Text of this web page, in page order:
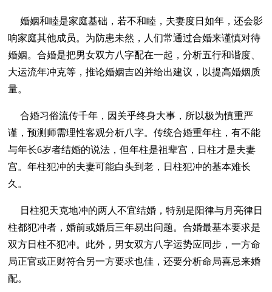
婚姻和睦是家庭基础，若不和睦，夫妻度日如年，还会影
响家庭其他成员。为防患未然，人们常通过合婚来谨慎对待
婚姻。合婚是把男女双方八字配在一起，分析五行和谐度、
大运流年冲克等，推论婚姻吉凶并给出建议，以提高婚姻质
量。
合婚习俗流传千年，因关乎终身大事，所以极为慎重严
谨，预测师需理性客观分析八字。传统合婚重年柱，有不能
与年长6岁者结婚的说法，但年柱是祖辈宫，日柱才是夫妻
宫。年柱犯冲的夫妻可能白头到老，日柱犯冲的基本难长
久。
日柱犯天克地冲的两人不宜结婚，特别是阳律与月亮律日
柱都犯冲者，婚前或婚后三年易出问题。合婚最基本要求是
双方日柱不犯冲。此外，男女双方八字运势应同步，一方命
局正官或正财符合另一方要求也佳，还要分析命局喜忌来婚
配。